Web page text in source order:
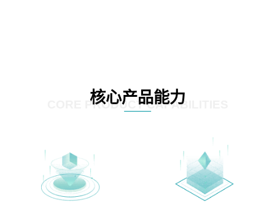
核心产品能力
CORE PRODUCT CAPABILITIES